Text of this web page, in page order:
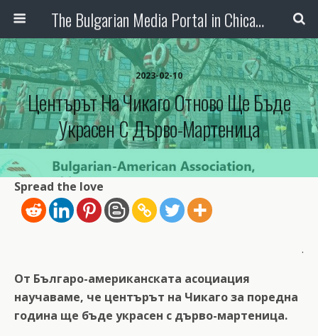
The Bulgarian Media Portal in Chicago
2023-02-10
Центърът На Чикаго Отново Ще Бъде
Украсен С Дърво-Мартеница
Spread the love
.
От Българо-американската асоциация
научаваме, че центърът на Чикаго за поредна
година ще бъде украсен с дърво-мартеница.